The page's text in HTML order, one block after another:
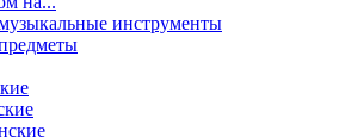
инструменты